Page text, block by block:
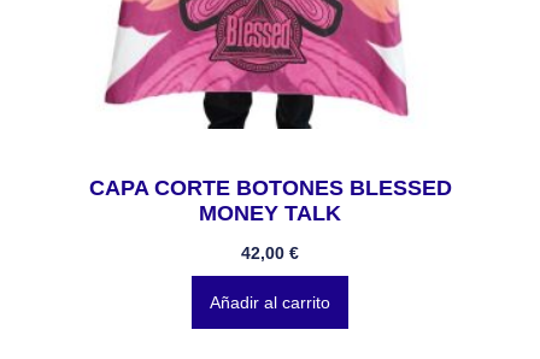
CAPA CORTE BOTONES BLESSED
MONEY TALK
42,00 €
Añadir al carrito